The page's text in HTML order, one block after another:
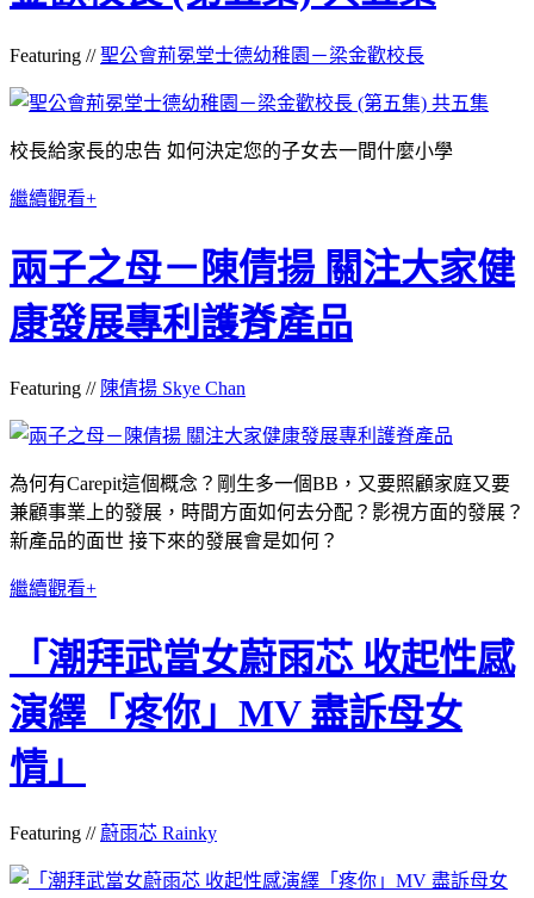
Featuring //聖公會荊冕堂士德幼稚園－梁金歡校長
校長給家長的忠告 如何決定您的子女去一間什麼小學
繼續觀看+
兩子之母－陳倩揚 關注大家健
康發展專利護脊產品
Featuring // 陳倩揚 Skye Chan
為何有Carepit這個概念？剛生多一個BB，又要照顧家庭又要
兼顧事業上的發展，時間方面如何去分配？影視方面的發展？
新產品的面世 接下來的發展會是如何？
繼續觀看+
「潮拜武當女蔚雨芯 收起性感
演繹「疼你」MV 盡訴母女
情」
Featuring // 蔚雨芯 Rainky